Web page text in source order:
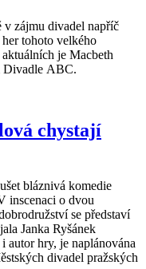
v zájmu divadel napříč
tohoto velkého
je Macbeth
Divadle ABC.
chystají
bláznivá komedie
inscenaci o dvou
se představí
Janka Ryšánek
autor hry, je naplánována
divadel pražských